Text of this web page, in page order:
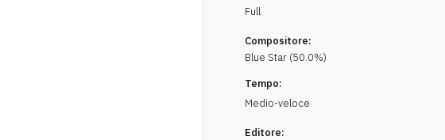
Full
Compositore:
Blue Star (50.0%)
Tempo:
Medio-veloce
Editore: